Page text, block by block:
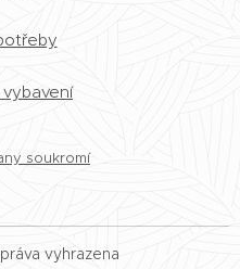
soukromí
vyhrazena